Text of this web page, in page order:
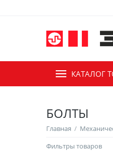
КАТАЛОГ
БОЛТЫ
Главная /
Фильтры товаров